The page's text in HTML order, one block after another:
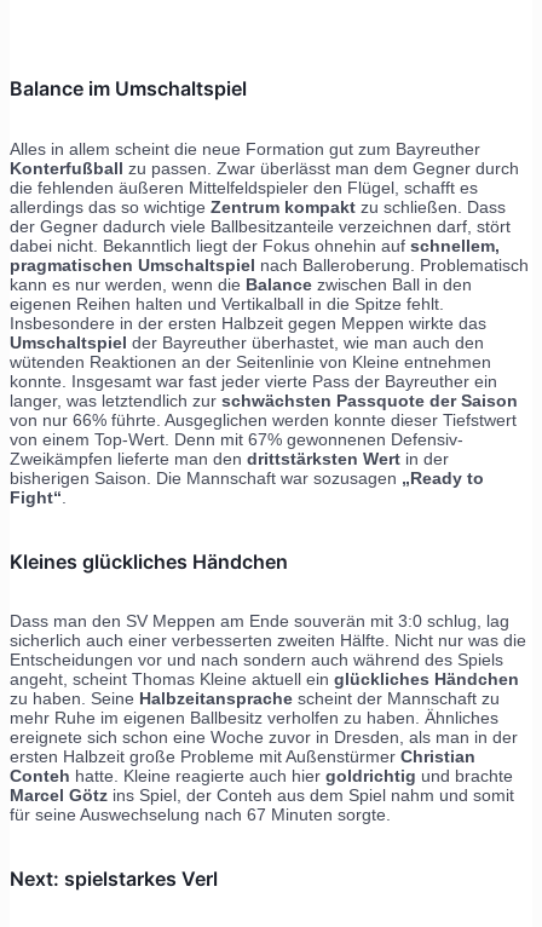
Balance im Umschaltspiel
Alles in allem scheint die neue Formation gut zum Bayreuther
Konterfußball zu passen. Zwar überlässt man dem Gegner durch
die fehlenden äußeren Mittelfeldspieler den Flügel, schafft es
allerdings das so wichtige Zentrum kompakt zu schließen. Dass
der Gegner dadurch viele Ballbesitzanteile verzeichnen darf, stört
dabei nicht. Bekanntlich liegt der Fokus ohnehin auf schnellem,
pragmatischen Umschaltspiel nach Balleroberung. Problematisch
kann es nur werden, wenn die Balance zwischen Ball in den
eigenen Reihen halten und Vertikalball in die Spitze fehlt.
Insbesondere in der ersten Halbzeit gegen Meppen wirkte das
Umschaltspiel der Bayreuther überhastet, wie man auch den
wütenden Reaktionen an der Seitenlinie von Kleine entnehmen
konnte. Insgesamt war fast jeder vierte Pass der Bayreuther ein
langer, was letztendlich zur schwächsten Passquote der Saison
von nur 66% führte. Ausgeglichen werden konnte dieser Tiefstwert
von einem Top-Wert. Denn mit 67% gewonnenen Defensiv-
Zweikämpfen lieferte man den drittstärksten Wert in der
bisherigen Saison. Die Mannschaft war sozusagen „Ready to
Fight“
Kleines glückliches Händchen
Dass man den SV Meppen am Ende souverän mit 3:0 schlug, lag
sicherlich auch einer verbesserten zweiten Hälfte. Nicht nur was die
Entscheidungen vor und nach sondern auch während des Spiels
angeht, scheint Thomas Kleine aktuell ein glückliches Händchen
zu haben. Seine Halbzeitansprache scheint der Mannschaft zu
mehr Ruhe im eigenen Ballbesitz verholfen zu haben. Ähnliches
ereignete sich schon eine Woche zuvor in Dresden, als man in der
ersten Halbzeit große Probleme mit Außenstürmer Christian
Conteh hatte. Kleine reagierte auch hier goldrichtig und brachte
Marcel Götz ins Spiel, der Conteh aus dem Spiel nahm und somit
für seine Auswechselung nach 67 Minuten sorgte.
Next: spielstarkes Verl